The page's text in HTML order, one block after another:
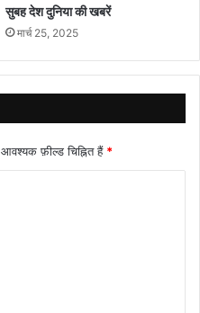
सुबह देश दुनिया की खबरें
मार्च 25, 2025
आवश्यक फ़ील्ड चिह्नित हैं *